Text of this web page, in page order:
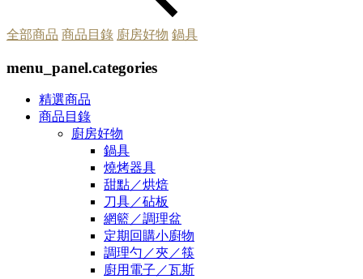
全部商品 商品目錄 廚房好物 鍋具
menu_panel.categories
精選商品
商品目錄
廚房好物
鍋具
燒烤器具
甜點／烘焙
刀具／砧板
網籃／調理盆
定期回購小廚物
調理勺／夾／筷
廚用電子／瓦斯